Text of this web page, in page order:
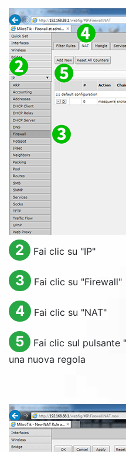
2 Fai clic su "IP"
3 Fai clic su "Firewall"
4 Fai clic su "NAT"
5 Fai clic sul pulsante "
una nuova regola